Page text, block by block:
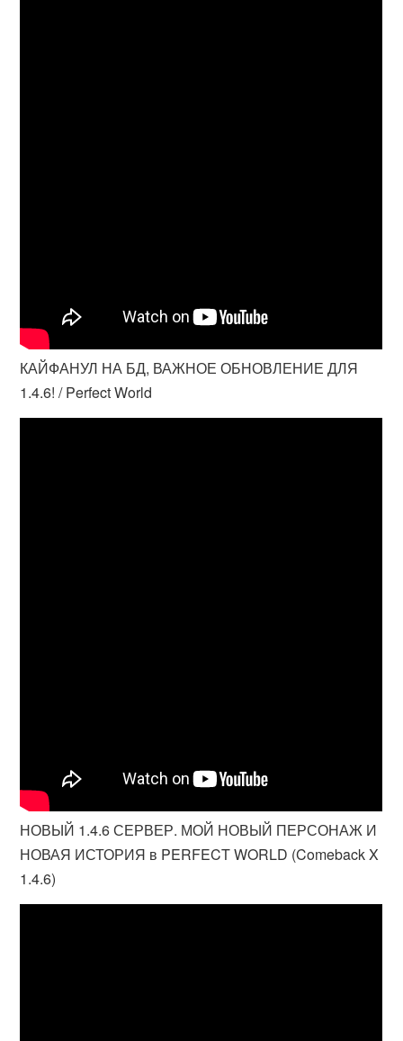
КАЙФАНУЛ НА БД, ВАЖНОЕ ОБНОВЛЕНИЕ ДЛЯ
1.4.6! / Perfect World
НОВЫЙ 1.4.6 СЕРВЕР. МОЙ НОВЫЙ ПЕРСОНАЖ И
НОВАЯ ИСТОРИЯ в PERFECT WORLD (Comeback X
1.4.6)